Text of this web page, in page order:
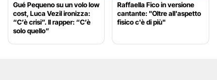
Gué Pequeno su un volo low
cost, Luca Vezil ironizza:
“C’è crisi”. Il rapper: “C’è
solo quello”
Raffaella Fico in versione
cantante: "Oltre all'aspetto
fisico c'è di più"